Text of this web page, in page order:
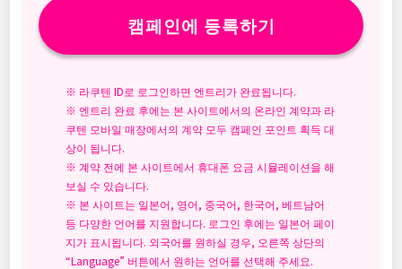
캠페인에 등록하기
※ 라쿠텐 ID로 로그인하면 엔트리가 완료됩니다.
※ 엔트리 완료 후에는 본 사이트에서의 온라인 계약과 라
쿠텐 모바일 매장에서의 계약 모두 캠페인 포인트 획득 대
상이 됩니다.
※ 계약 전에 본 사이트에서 휴대폰 요금 시뮬레이션을 해
보실 수 있습니다.
※ 본 사이트는 일본어, 영어, 중국어, 한국어, 베트남어
등 다양한 언어를 지원합니다. 로그인 후에는 일본어 페이
지가 표시됩니다. 외국어를 원하실 경우, 오른쪽 상단의
“Language” 버튼에서 원하는 언어를 선택해 주세요.